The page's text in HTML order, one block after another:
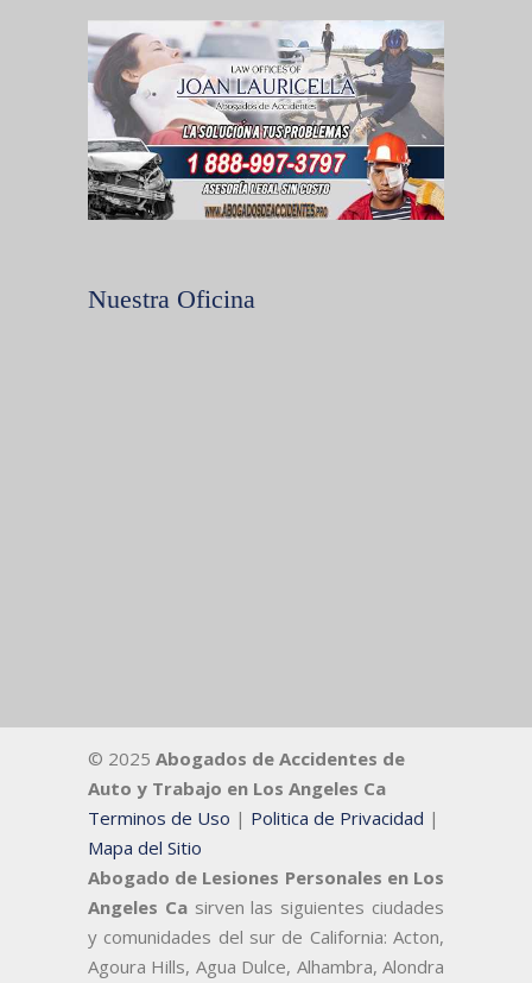
Nuestra Oficina
© 2025 Abogados de Accidentes de
Auto y Trabajo en Los Angeles Ca
Terminos de Uso | Politica de Privacidad |
Mapa del Sitio
Abogado de Lesiones Personales en Los
Angeles Casirven las siguientes ciudades
y comunidades del sur de California: Acton,
Agoura Hills, Agua Dulce, Alhambra, Alondra